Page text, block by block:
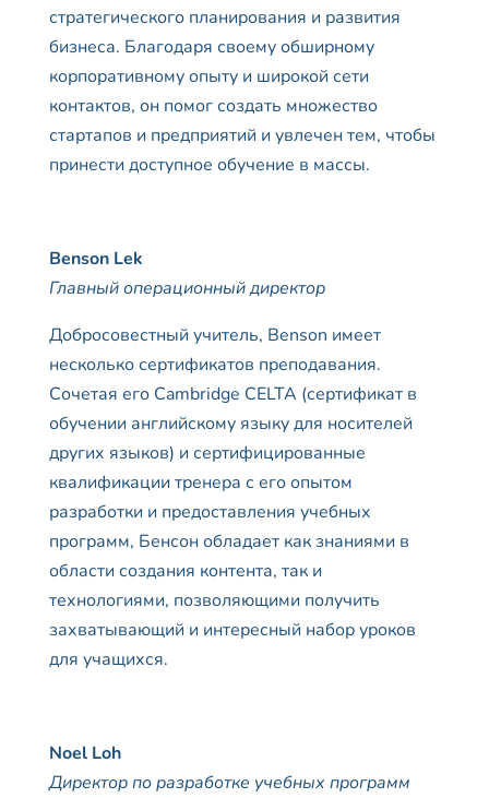
стратегического планирования и развития
бизнеса. Благодаря своему обширному
корпоративному опыту и широкой сети
контактов, он помог создать множество
стартапов и предприятий и увлечен тем, чтобы
принести доступное обучение в массы.
Benson Lek
Главный операционный директор
Добросовестный учитель, Benson имеет
несколько сертификатов преподавания.
Сочетая его Cambridge CELTA (сертификат в
обучении английскому языку для носителей
других языков) и сертифицированные
квалификации тренера с его опытом
разработки и предоставления учебных
программ, Бенсон обладает как знаниями в
области создания контента, так и
технологиями, позволяющими получить
захватывающий и интересный набор уроков
для учащихся.
Noel Loh
Директор по разработке учебных программ